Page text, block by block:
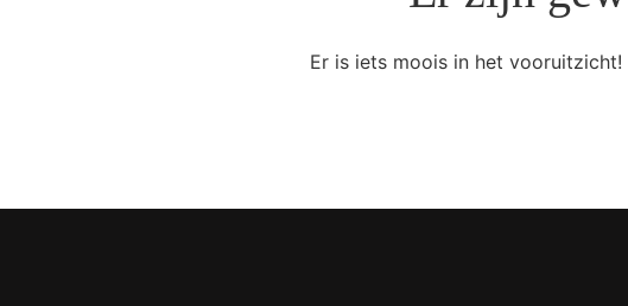
Er is iets moois in het